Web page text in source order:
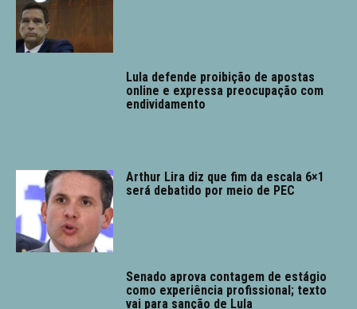
Lula defende proibição de apostas
online e expressa preocupação com
endividamento
Arthur Lira diz que fim da escala 6×1
será debatido por meio de PEC
Senado aprova contagem de estágio
como experiência profissional; texto
vai para sanção de Lula